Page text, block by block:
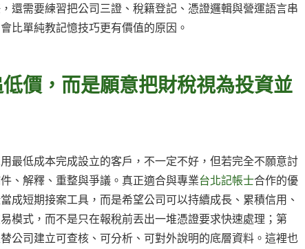
還需要練習把公司三證、稅籍登記、憑證邏輯與營運語言串
比單純教記憶技巧更有價值的原因。
價，而是願意把財稅視為投資並
最低成本完成設立的客戶，不一定不好，但若完全不願意討
、解釋、重整與爭議。真正適合與專業台北記帳士合作的優
成短期接案工具，而是希望公司可以持續成長、累積信用、
模式，而不是只在報稅前丟出一堆憑證要求快速處理；第
公司建立可查核、可分析、可對外說明的底層資料。這裡也